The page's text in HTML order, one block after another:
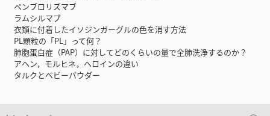
ペンブロリズマブ
ラムシルマブ
衣類に付着したイソジンガーグルの色を消す方法
PL顆粒の「PL」って何？
肺胞蛋白症（PAP）に対してどのくらいの量で全肺洗浄するのか？
アヘン，モルヒネ，ヘロインの違い
タルクとベビーパウダー